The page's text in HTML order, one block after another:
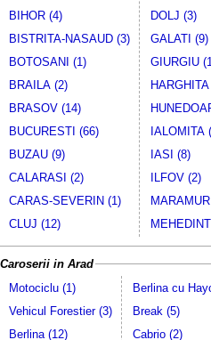
BIHOR (4)
BISTRITA-NASAUD (3)
BOTOSANI (1)
BRAILA (2)
BRASOV (14)
BUCURESTI (66)
BUZAU (9)
CALARASI (2)
CARAS-SEVERIN (1)
CLUJ (12)
DOLJ (3)
GALATI (9)
GIURGIU
IALOMITA
IASI (8)
ILFOV (2)
Caroserii in Arad
Motociclu (1)
Vehicul Forestier (3)
Berlina (12)
Berlina cu
Break (5)
Cabrio (2)